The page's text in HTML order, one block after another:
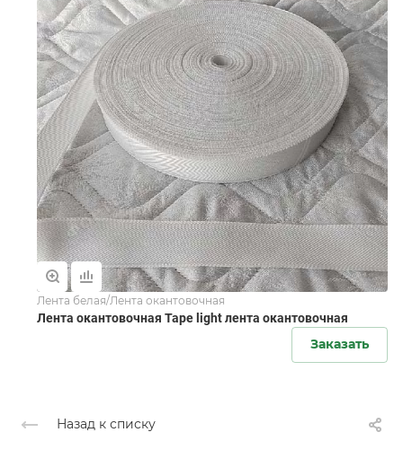
Лента белая/Лента окантовочная
Лента окантовочная Tape light лента окантовочная
Заказать
Назад к списку